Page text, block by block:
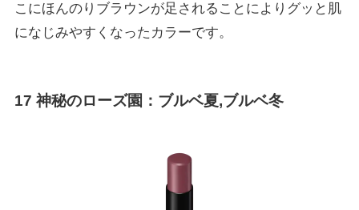
こにほんのりブラウンが足されることによりグッと肌
になじみやすくなったカラーです。
17 神秘のローズ園 ：ブルベ夏,ブルベ冬